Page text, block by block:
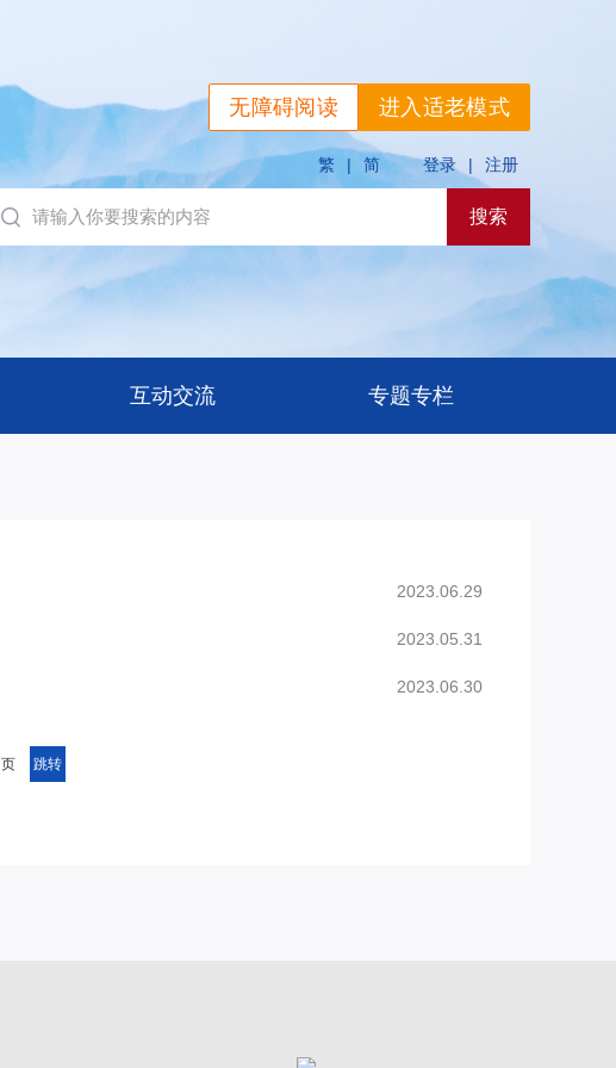
进入适老模式
无障碍阅读
注册
|
登录
简
|
繁
互动交流 专题专栏
2023.06.29
2023.05.31
2023.06.30
页